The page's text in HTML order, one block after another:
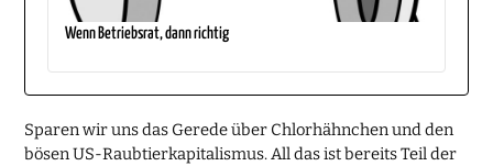
Wenn Betriebsrat, dann richtig
Sparen wir uns das Gerede über Chlorhähnchen und den
bösen US-Raubtierkapitalismus. All das ist bereits Teil der